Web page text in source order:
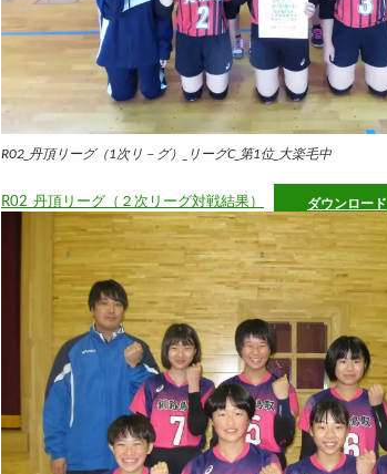
R02_丹頂リーグ（1次リ－グ）_リーグC_第1位_ 大楽毛中
R02_丹頂リーグ（２次リーグ対戦結果） ダウンロード